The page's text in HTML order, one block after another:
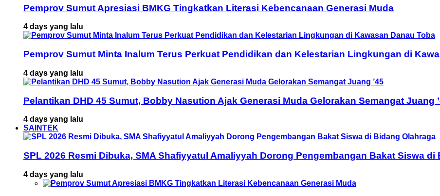
Pemprov Sumut Apresiasi BMKG Tingkatkan Literasi Kebencanaan Generasi Muda
4 days yang lalu
Pemprov Sumut Minta Inalum Terus Perkuat Pendidikan dan Kelestarian Lingkungan di
4 days yang lalu
Pelantikan DHD 45 Sumut, Bobby Nasution Ajak Generasi Muda Gelorakan Semangat Juang
4 days yang lalu
SAINTEK
SPL 2026 Resmi Dibuka, SMA Shafiyyatul Amaliyyah Dorong Pengembangan Bakat Siswa di
4 days yang lalu